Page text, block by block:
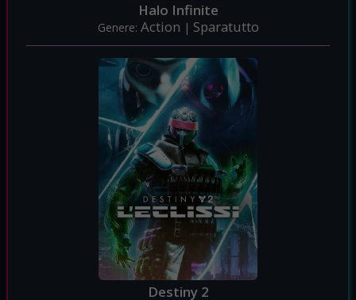
Halo Infinite
Genere: Action | Sparatutto
Destiny 2